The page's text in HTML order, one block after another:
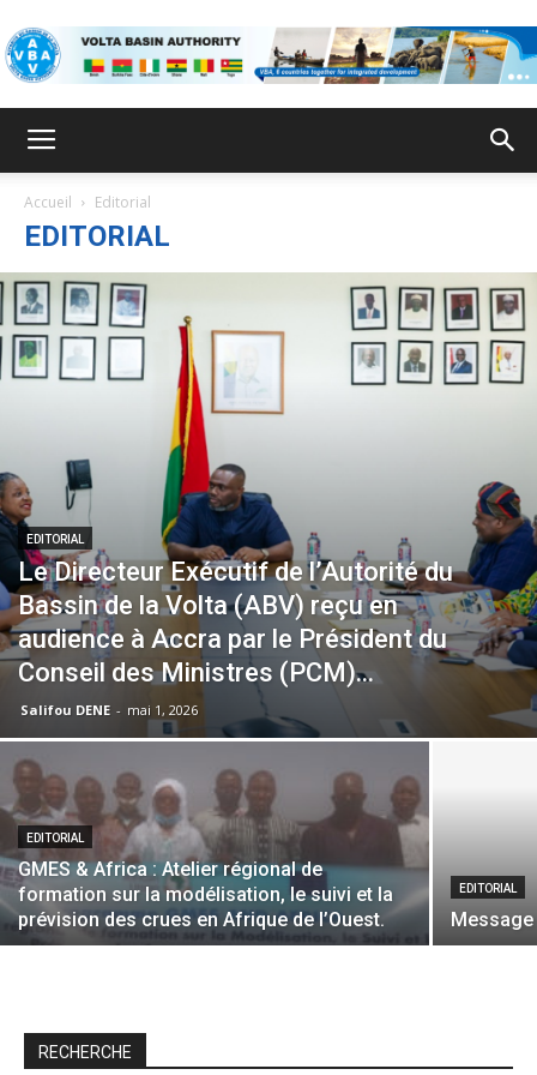
Accueil Editorial
EDITORIAL
EDITORIAL
Le Directeur Exécutif de l’Autorité du
Bassin de la Volta (ABV) reçu en
audience à Accra par le Président du
Conseil des Ministres (PCM)...
Salifou DENE - mai 1, 2026
EDITORIAL
GMES & Africa : Atelier régional de
formation sur la modélisation, le suivi et la
prévision des crues en Afrique de l’Ouest.
EDITORIAL
RECHERCHE